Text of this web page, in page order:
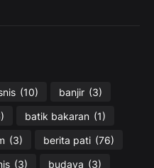
(10) banjir (3)
batik bakaran (1)
(3) berita pati (76)
(3) budaya (3)